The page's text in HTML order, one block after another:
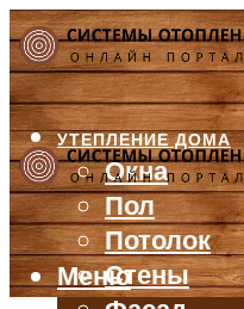
УТЕПЛЕНИЕ ДОМА
Окна
Пол
Потолок
Стены
Меню